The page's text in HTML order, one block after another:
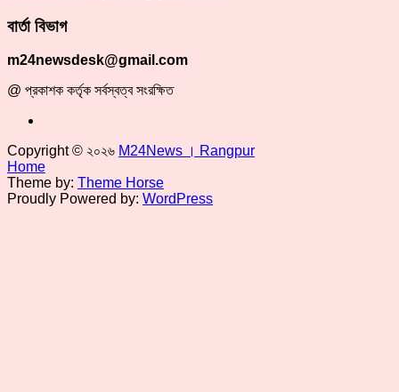
বার্তা বিভাগ
m24newsdesk@gmail.com
@ প্রকাশক কর্তৃক সর্বস্বত্ব সংরক্ষিত
Copyright © ২০২৬ M24News । Rangpur
Home
Theme by: Theme Horse
Proudly Powered by: WordPress